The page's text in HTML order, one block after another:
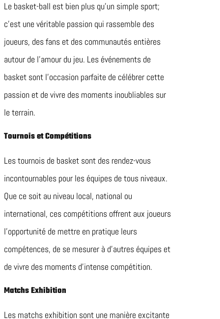
Le basket-ball est bien plus qu’un simple sport;
c’est une véritable passion qui rassemble des
joueurs, des fans et des communautés entières
autour de l’amour du jeu. Les événements de
basket sont l’occasion parfaite de célébrer cette
passion et de vivre des moments inoubliables sur
le terrain.
Tournois et Compétitions
Les tournois de basket sont des rendez-vous
incontournables pour les équipes de tous niveaux.
Que ce soit au niveau local, national ou
international, ces compétitions offrent aux joueurs
l’opportunité de mettre en pratique leurs
compétences, de se mesurer à d’autres équipes et
de vivre des moments d’intense compétition.
Matchs Exhibition
Les matchs exhibition sont une manière excitante